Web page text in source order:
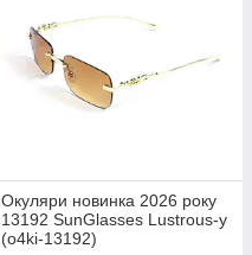
Окуляри новинка 2026 року
13192 SunGlasses Lustrous-y
(o4ki-13192)